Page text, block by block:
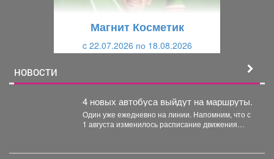
Магнит Косметик
c 22.07.2026 по 18.08.2026
НОВОСТИ
4 новых автобуса выйдут на маршруты.
Один уже ежедневно на линии. Напомним, что с
1 августа изменилось расписание движения